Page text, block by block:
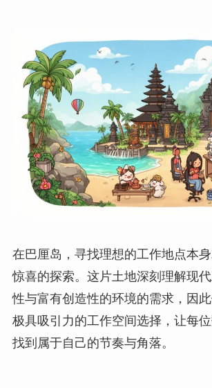
在巴厘岛，寻找理想的工作地点本
惊喜的探索。这片土地深刻理解现
性与富有创造性的环境的需求，因
极具吸引力的工作空间选择，让每
找到属于自己的节奏与角落。